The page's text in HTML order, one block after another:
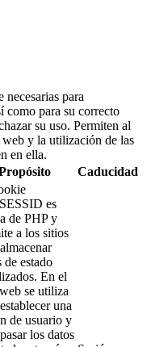
necesarias para
como para su correcto
su uso. Permiten al
web y la utilización de las
en ella.
Caducidad
es
de PHP y
a los sitios
de estado
En el
se utiliza
una
de usuario y
los datos